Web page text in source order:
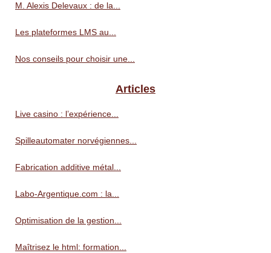
M. Alexis Delevaux : de la...
Les plateformes LMS au...
Nos conseils pour choisir une...
Articles
Live casino : l’expérience...
Spilleautomater norvégiennes...
Fabrication additive métal...
Labo-Argentique.com : la...
Optimisation de la gestion...
Maîtrisez le html: formation...